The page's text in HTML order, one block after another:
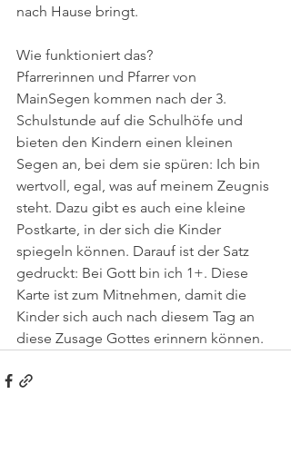
nach Hause bringt.
Wie funktioniert das?
Pfarrerinnen und Pfarrer von
MainSegen kommen nach der 3.
Schulstunde auf die Schulhöfe und
bieten den Kindern einen kleinen
Segen an, bei dem sie spüren: Ich bin
wertvoll, egal, was auf meinem Zeugnis
steht. Dazu gibt es auch eine kleine
Postkarte, in der sich die Kinder
spiegeln können. Darauf ist der Satz
gedruckt: Bei Gott bin ich 1+. Diese
Karte ist zum Mitnehmen, damit die
Kinder sich auch nach diesem Tag an
diese Zusage Gottes erinnern können.